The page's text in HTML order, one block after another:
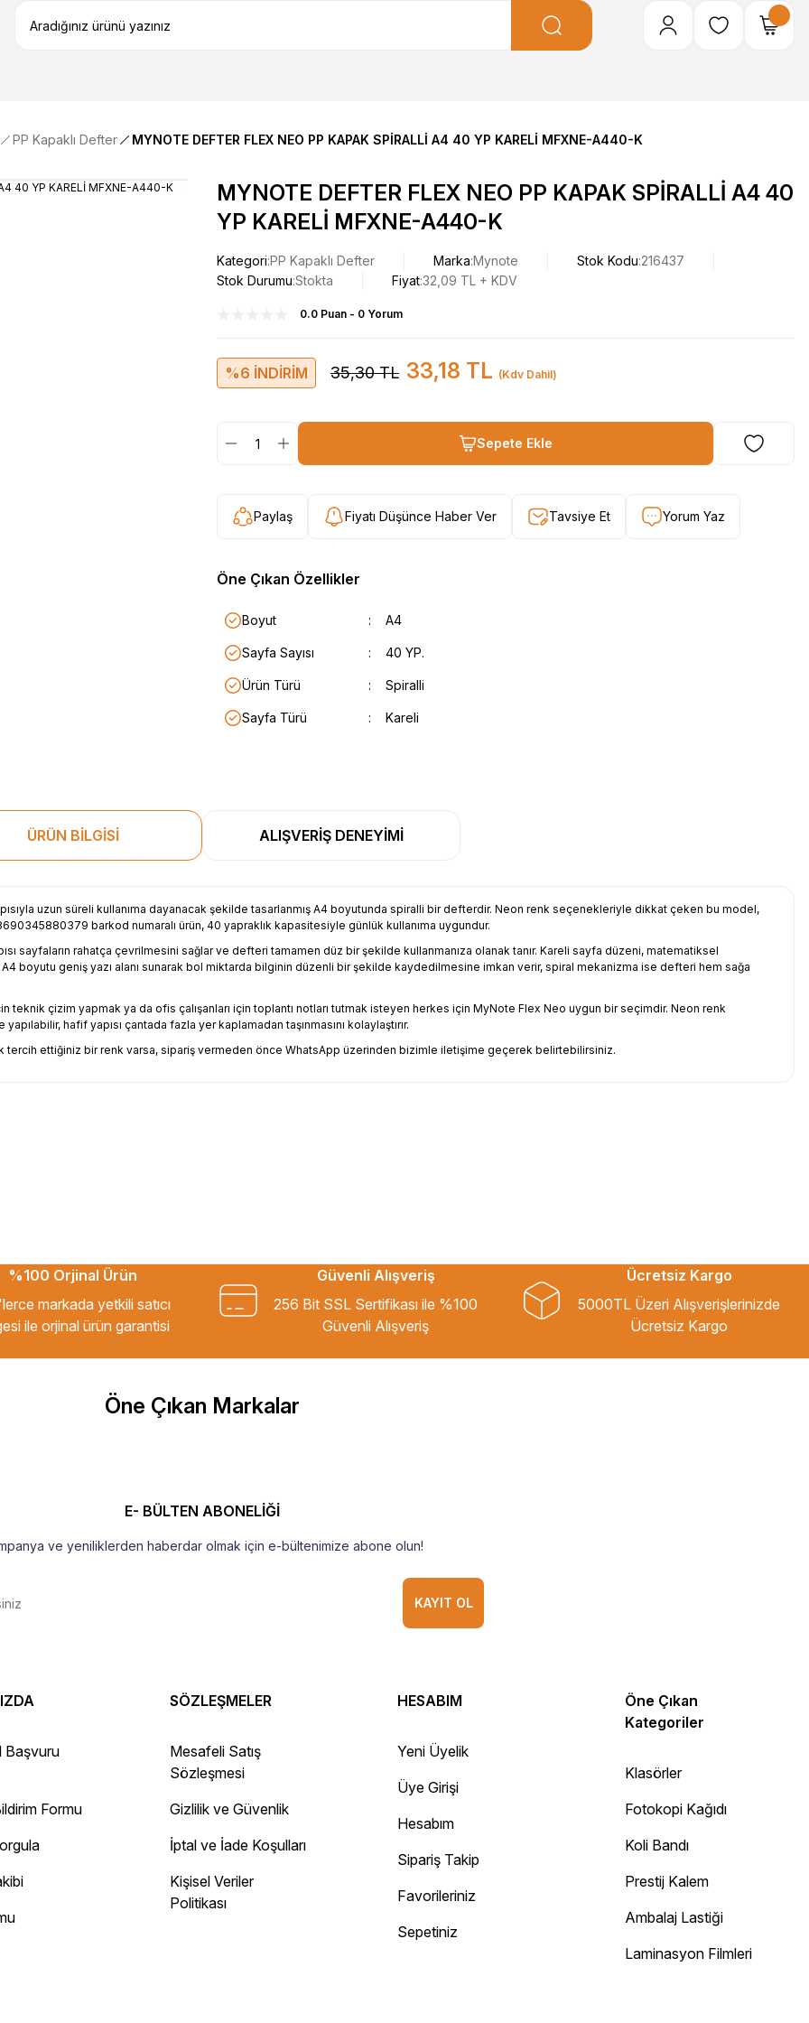
PP Kapaklı Defter MYNOTE DEFTER FLEX NEO PP KAPAK SPİRALLİ A4 40 YP KARELİ MFXNE-A440-K
MYNOTE DEFTER FLEX NEO PP KAPAK SPİRALLİ A4 40
YP KARELİ MFXNE-A440-K
Kategori PP Kapaklı Defter Marka Mynote Stok Kodu 216437
Stok Durumu Stokta Fiyat32,09 TL + KDV
0.0 Puan - 0 Yorum
%6 İNDİRİM 35,30 TL 33,18 TL (Kdv Dahil)
Sepete Ekle
Paylaş Fiyatı Düşünce Haber Ver Tavsiye Et Yorum Yaz
Öne Çıkan Özellikler
Boyut : A4
Sayfa Sayısı : 40 YP.
Ürün Türü : Spiralli
Sayfa Türü : Kareli
ÜRÜN BİLGİSİ ALIŞVERİŞ DENEYİMİ
uzun süreli kullanıma dayanacak şekilde tasarlanmış A4 boyutunda spiralli bir defterdir. Neon renk seçenekleriyle dikkat çeken bu model,
barkod numaralı ürün, 40 yapraklık kapasitesiyle günlük kullanıma uygundur.
sayfaların rahatça çevrilmesini sağlar ve defteri tamamen düz bir şekilde kullanmanıza olanak tanır. Kareli sayfa düzeni, matematiksel
boyutu geniş yazı alanı sunarak bol miktarda bilginin düzenli bir şekilde kaydedilmesine imkan verir, spiral mekanizma ise defteri hem sağa
teknik çizim yapmak ya da ofis çalışanları için toplantı notları tutmak isteyen herkes için MyNote Flex Neo uygun bir seçimdir. Neon renk
hafif yapısı çantada fazla yer kaplamadan taşınmasını kolaylaştırır.
ettiğiniz bir renk varsa, sipariş vermeden önce WhatsApp üzerinden bizimle iletişime geçerek belirtebilirsiniz.
ederim.
ederim.
site
%100 Orjinal Ürün
markada yetkili satıcı
ile orjinal ürün garantisi
Güvenli Alışveriş
256 Bit SSL Sertifikası ile %100
Güvenli Alışveriş
Ücretsiz Kargo
5000TL Üzeri Alışverişlerinizde
Ücretsiz Kargo
Öne Çıkan Markalar
E- BÜLTEN ABONELİĞİ
ve yeniliklerden haberdar olmak için e-bültenimize abone olun!
KAYIT OL
Başvuru
Formu
SÖZLEŞMELER
Mesafeli Satış
Sözleşmesi
Gizlilik ve Güvenlik
İptal ve İade Koşulları
Kişisel Veriler
Politikası
HESABIM
Yeni Üyelik
Üye Girişi
Hesabım
Sipariş Takip
Favorileriniz
Sepetiniz
Öne Çıkan
Kategoriler
Klasörler
Fotokopi Kağıdı
Koli Bandı
Prestij Kalem
Ambalaj Lastiği
Laminasyon Filmleri